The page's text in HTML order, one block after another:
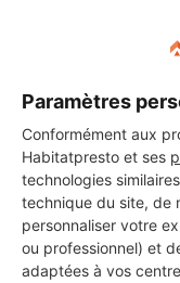
Paramètres
Conformément aux
Habitatpresto et ses
technologies
technique du site, de
personnaliser votre
ou professionnel) et
adaptées à vos